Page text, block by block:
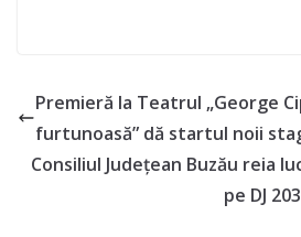
Premieră la Teatrul „George
furtunoasă” dă startul noii
Consiliul Județean Buzău reia
pe DJ